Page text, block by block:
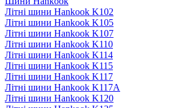
Літні шини Hankook K102
Літні шини Hankook K105
Літні шини Hankook K107
Літні шини Hankook K110
Літні шини Hankook K114
Літні шини Hankook K115
Літні шини Hankook K117
Літні шини Hankook K117A
Літні шини Hankook K120